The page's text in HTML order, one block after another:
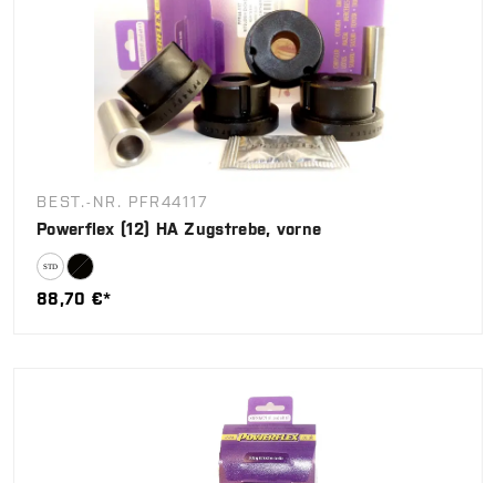
BEST.-NR. PFR44117
Powerflex (12) HA Zugstrebe, vorne
88,70 €*